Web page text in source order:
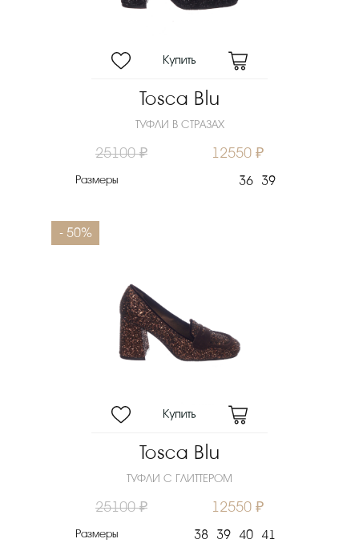
Tosca Blu
ТУФЛИ В СТРАЗАХ
25100 ₽ 12550 ₽
Размеры 36 39
- 50%
Tosca Blu
ТУФЛИ С ГЛИТТЕРОМ
25100 ₽ 12550 ₽
Размеры 38 39 40 41